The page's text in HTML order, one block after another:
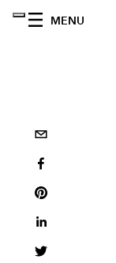
MENU